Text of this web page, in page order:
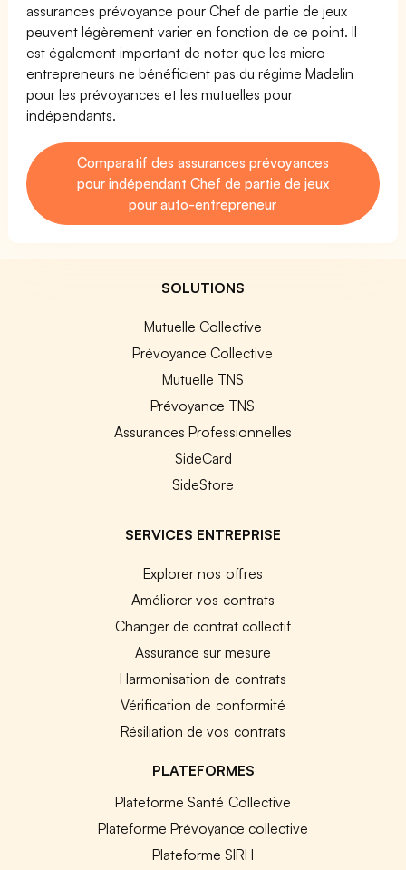
assurances prévoyance pour Chef de partie de jeux
peuvent légèrement varier en fonction de ce point. Il
est également important de noter que les micro-
entrepreneurs ne bénéficient pas du régime Madelin
pour les prévoyances et les mutuelles pour
indépendants.
Comparatif des assurances prévoyances
pour indépendant Chef de partie de jeux
pour auto-entrepreneur
SOLUTIONS
Mutuelle Collective
Prévoyance Collective
Mutuelle TNS
Prévoyance TNS
Assurances Professionnelles
SideCard
SideStore
SERVICES ENTREPRISE
Explorer nos offres
Améliorer vos contrats
Changer de contrat collectif
Assurance sur mesure
Harmonisation de contrats
Vérification de conformité
Résiliation de vos contrats
PLATEFORMES
Plateforme Santé Collective
Plateforme Prévoyance collective
Plateforme SIRH